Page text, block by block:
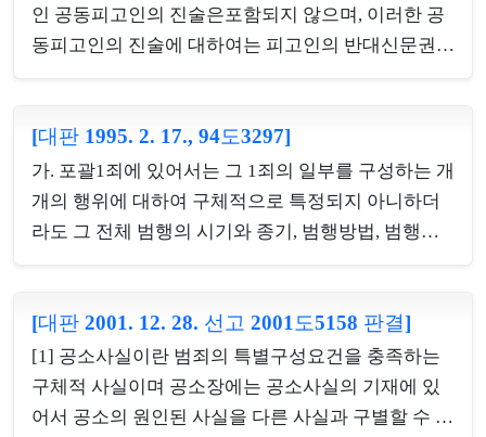
인 공동피고인의 진술은포함되지 않으며, 이러한 공
동피고인의 진술에 대하여는 피고인의 반대신문권이
장에서의 실행행위의 분담을 요하나 이 실행행위의
분담은 반드시 동시에 동일장소에서 실행행위를 특
정하여 분담하는 것만을 뜻하는 것이 아니라 시간적
으로나 장소적으로 서로 협동관계에 있다고 볼 수 있
시간적으로 주거침입행위가 선행되므로 주거침입을
한 때에 본죄의 실행에 착수한 것으로 볼 것인바, 같
은 조 제2항 소정의 흉기휴대 합동강도죄에 있어서도
그 강도행위가 야...
[대판 1995. 2. 17., 94도3297]
가. 포괄1죄에 있어서는 그 1죄의 일부를 구성하는 개
개의 행위에 대하여 구체적으로 특정되지 아니하더
라도 그 전체 범행의 시기와 종기, 범행방법, 범행횟
사실이 당초의 공소사실과 기본적 사실관계에서 동
일하다고 보는 이상 설사 그것이 새로운 공소의 추가
적 제기와 다를 바 없다고 하더라도, 현행법상 형사항
소심의 구조가 오로지 사후심으로서의 성격만을 가
[대판 2001. 12. 28. 선고 2001도5158 판결]
[1] 공소사실이란 범죄의 특별구성요건을 충족하는
구체적 사실이며 공소장에는 공소사실의 기재에 있
어서 공소의 원인된 사실을 다른 사실과 구별할 수 있